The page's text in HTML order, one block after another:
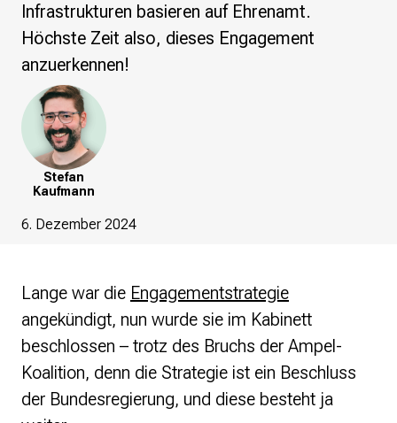
Wikipedia-Schwesterprojekte
MediaWiki
Wikibase
Wikibooks
Wikisource
Wiktionary
Wikiversity
Wikivoyage
Über uns
Strategische Ausrichtung 2030
Ansprechpartner*innen
Transparenz
Presse
Suchanfrage
Infrastrukturen basieren auf Ehrenamt.
Höchste Zeit also, dieses Engagement
anzuerkennen!
Stefan
Kaufmann
6. Dezember 2024
Lange war die Engagementstrategie
angekündigt, nun wurde sie im Kabinett
beschlossen – trotz des Bruchs der Ampel-
Koalition, denn die Strategie ist ein Beschluss
der Bundesregierung, und diese besteht ja